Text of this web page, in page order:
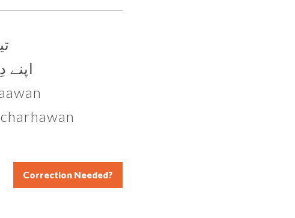
Correction Needed?